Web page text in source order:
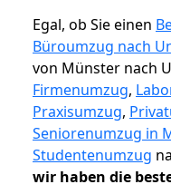
Egal, ob Sie einen
Büroumzug nach
von Münster nach
Firmenumzug,
Praxisumzug,
Seniorenumzug in
Studentenumzug
wir haben die